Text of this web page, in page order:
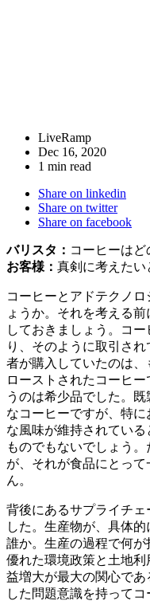
LiveRamp
Dec 16, 2020
1 min read
Share on linkedin
Share on twitter
Share on facebook
バリスタ： コーヒーはど
お客様： 真剣に考えたい
コーヒーとアドテクノ
ょうか。それを考える
しておきましょう。コ
り、そのように取引さ
者が購入していたのは
ローストされたコーヒ
うのは希少品でした。
なコーヒーですが、特
な風味が維持されてい
ものでもないでしょう
が、それが食品にとっ
ん。
背後にあるサプライチ
した。生産物が、具体
誰か。生産の過程で何
優れた環境政策と土地
益増大が最大の関心で
した問題意識を持って